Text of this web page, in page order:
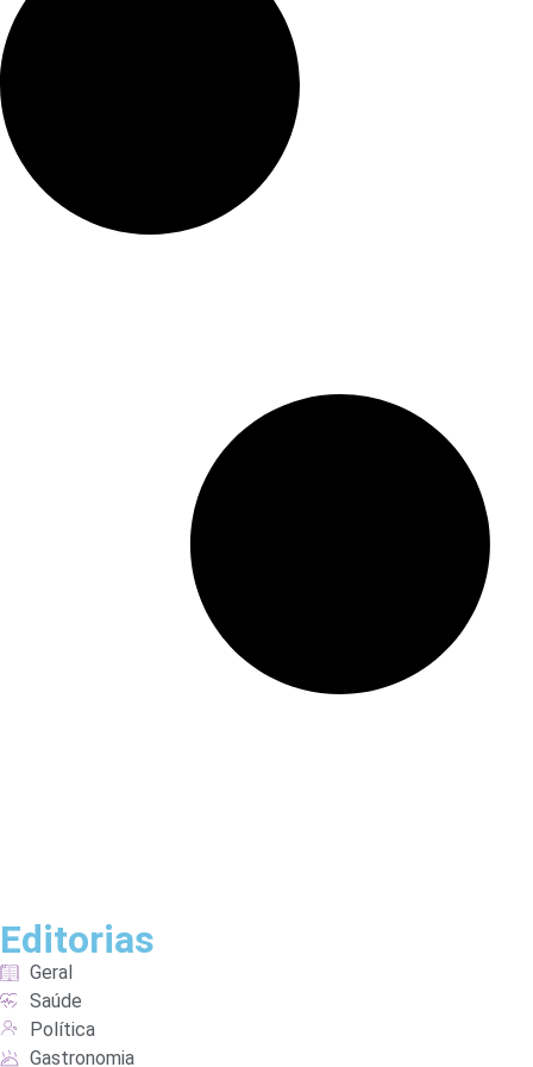
Editorias
Geral
Saúde
Política
Gastronomia